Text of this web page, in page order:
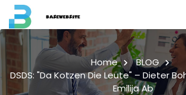
Home
BLOG
DSDS: "Da Kotzen Die Leute" – Dieter
Emilija Ab